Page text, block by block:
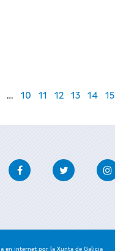
… 10 11 12 13 14 15
FacebookTwitter
en internet por la Xunta de Galicia